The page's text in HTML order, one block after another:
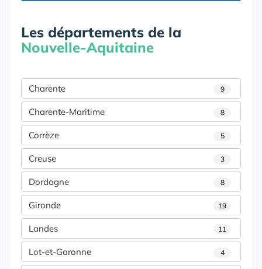
Les départements de la
Nouvelle-Aquitaine
Charente 9
Charente-Maritime 8
Corrèze 5
Creuse 3
Dordogne 8
Gironde 19
Landes 11
Lot-et-Garonne 4